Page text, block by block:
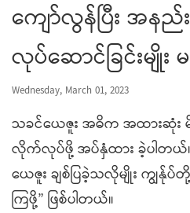
ကျော်လွန်ပြီး အနည်း
လုပ်ဆောင်ခြင်းမျိုး
Wednesday, March 01, 2023
သခင်ယေဇူး အဓိက အထားဆုံး
လိုက်လုပ်ဖို့ အပ်နှံထား ခဲ့ပါတယ်
ယေဇူး ချစ်ပြခဲ့သလိုမျိုး ကျွန်ု
ကြဖို့” ဖြစ်ပါတယ်။